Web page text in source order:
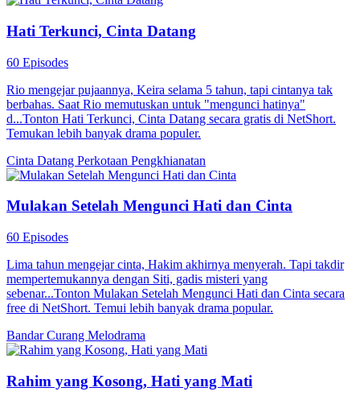
Hati Terkunci, Cinta Datang
60 Episodes
Rio mengejar pujaannya, Keira selama 5 tahun, tapi cintanya tak
berbahas. Saat Rio memutuskan untuk "mengunci hatinya"
d...Tonton Hati Terkunci, Cinta Datang secara gratis di NetShort.
Temukan lebih banyak drama populer.
Cinta Datang Perkotaan Pengkhianatan
Mulakan Setelah Mengunci Hati dan Cinta
60 Episodes
Lima tahun mengejar cinta, Hakim akhirnya menyerah. Tapi takdir
mempertemukannya dengan Siti, gadis misteri yang
sebenar...Tonton Mulakan Setelah Mengunci Hati dan Cinta secara
free di NetShort. Temui lebih banyak drama popular.
BandarCurang Melodrama
Rahim yang Kosong, Hati yang Mati